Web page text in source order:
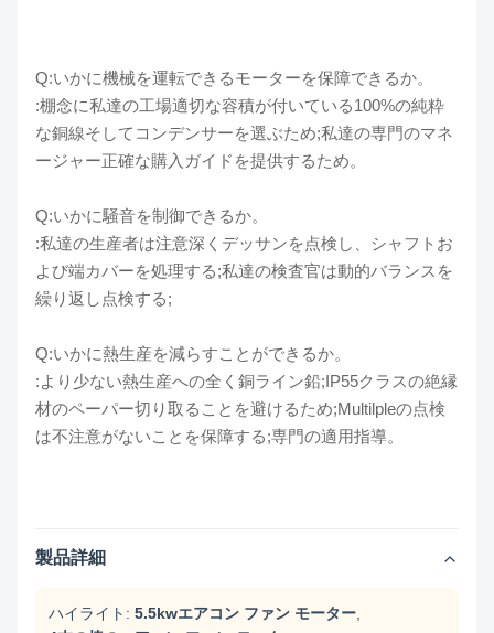
Q:いかに機械を運転できるモーターを保障できるか。
:棚念に私達の工場適切な容積が付いている100%の純粋
な銅線そしてコンデンサーを選ぶため;私達の専門のマネ
ージャー正確な購入ガイドを提供するため。
Q:いかに騒音を制御できるか。
:私達の生産者は注意深くデッサンを点検し、シャフトお
よび端カバーを処理する;私達の検査官は動的バランスを
繰り返し点検する;
Q:いかに熱生産を減らすことができるか。
:より少ない熱生産への全く銅ライン鉛;IP55クラスの絶縁
材のペーパー切り取ることを避けるため;Multilpleの点検
は不注意がないことを保障する;専門の適用指導。
製品詳細
ハイライト: 5.5kwエアコン ファン モーター